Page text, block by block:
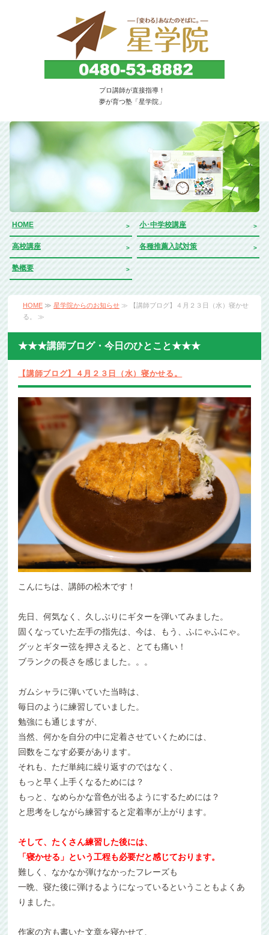
子どもを育てる・伸ばす教育塾。埼玉県久喜市
｜星学院
プロ講師が直接指導！
夢が育つ塾「星学院」
HOME 小･中学校講座
高校講座 各種推薦入試対策
塾概要
HOME≫ 星学院からのお知らせ≫ 【講師ブログ】４月２３日（水）寝かせ
る。 ≫
★★★講師ブログ・今日のひとこと★★★
【講師ブログ】４月２３日（水）寝かせる。
こんにちは、講師の松木です！
先日、何気なく、久しぶりにギターを弾いてみました。
固くなっていた左手の指先は、今は、もう、ふにゃふにゃ。
グッとギター弦を押さえると、とても痛い！
ブランクの長さを感じました。。。
ガムシャラに弾いていた当時は、
毎日のように練習していました。
勉強にも通じますが、
当然、何かを自分の中に定着させていくためには、
回数をこなす必要があります。
それも、ただ単純に繰り返すのではなく、
もっと早く上手くなるためには？
もっと、なめらかな音色が出るようにするためには？
と思考をしながら練習すると定着率が上がります。
そして、たくさん練習した後には、
「寝かせる」という工程も必要だと感じております。
難しく、なかなか弾けなかったフレーズも
一晩、寝た後に弾けるようになっているということもよくあ
りました。
作家の方も書いた文章を寝かせて、